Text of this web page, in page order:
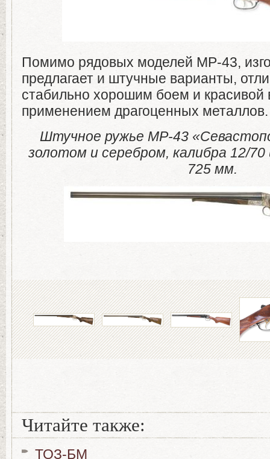
Помимо рядовых моделей МР-43,
предлагает и штучные варианты,
стабильно хорошим боем и красивой
применением драгоценных металлов.
Штучное ружье МР-43
золотом и серебром, калибра 12/70
725 мм.
Читайте также:
ТОЗ-БМ